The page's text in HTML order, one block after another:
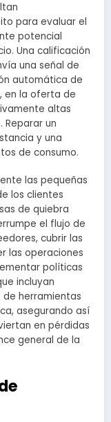
para evaluar el
potencial
Una calificación
una señal de
automática de
en la oferta de
altas
un
y una
de consumo.
las pequeñas
los clientes
de quiebra
el flujo de
cubrir las
las operaciones
políticas
incluyan
de herramientas
asegurando así
en pérdidas
general de la